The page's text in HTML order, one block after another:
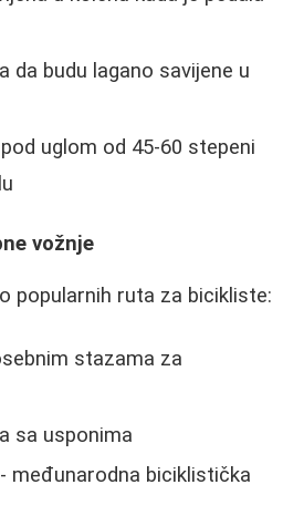
da budu lagano savijene u
uglom od 45-60 stepeni
vožnje
popularnih ruta za bicikliste:
stazama za
sa usponima
međunarodna biciklistička